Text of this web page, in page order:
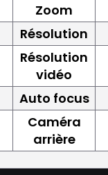
Zoom
Résolution
Résolution
vidéo
Auto focus
Caméra
arrière